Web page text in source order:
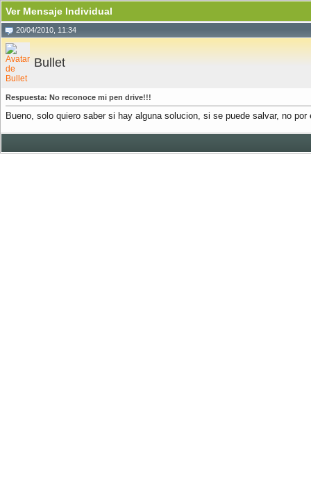
Ver Mensaje Individual
20/04/2010, 11:34
Bullet
Respuesta: No reconoce mi pen drive!!!
Bueno, solo quiero saber si hay alguna solucion, si se puede salvar, no